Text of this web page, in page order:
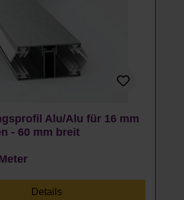
Alu/Alu für 16 mm
- 60 mm breit
Details